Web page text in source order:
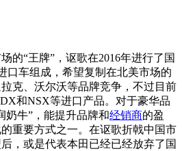
的“王牌”，讴歌在2016年进行了国
口车组成，希望复制在北美市场的
克、沃尔沃等品牌竞争，不过目前
和NSX等进口产品。对于豪华品
奶牛”，能提升品牌和经销商的盈
重要方式之一。在讴歌折戟中国市
，或是代表本田已经已经放弃了国